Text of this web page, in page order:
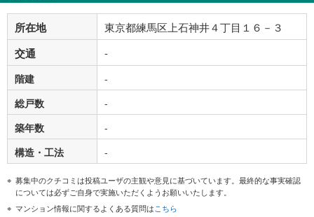
所在地 東京都練馬区上石神井４丁目１６－３
交通 -
階建
-
総戸数
-
築年数
-
構造・工法
-
募集中のクチコミは投稿ユーザの主観や意見に基づいています。最終的な事実確認
については必ずご自身で実施いただくようお願いいたします。
マンション情報に関するよくある質問はこちら